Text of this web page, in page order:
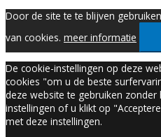
Door de site te te blijven
van cookies. meer informatie
De cookie-instellingen op deze
cookies "om u de beste
deze website te gebruiken
instellingen of u klikt op
met deze instellingen.